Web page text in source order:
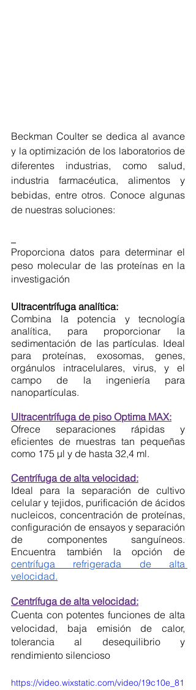
Beckman Coulter se dedica al avance
y la optimización de los laboratorios de
diferentes industrias, como salud,
industria farmacéutica, alimentos y
bebidas, entre otros. Conoce algunas
de nuestras soluciones:
Proporciona datos para determinar el
peso molecular de las proteínas en la
investigación
Ultracentrífuga analítica:
Combina la potencia y tecnología
analítica, para proporcionar la
sedimentación de las partículas. Ideal
para proteínas, exosomas, genes,
orgánulos intracelulares, virus, y el
campo de la ingeniería para
nanopartículas.
Ultracentrífuga de piso Optima MAX:
Ofrece separaciones rápidas y
eficientes de muestras tan pequeñas
como 175 μl y de hasta 32,4 ml.
Centrífuga de alta velocidad:
Ideal para la separación de cultivo
celular y tejidos, purificación de ácidos
nucleicos, concentración de proteínas,
configuración de ensayos y separación
de componentes sanguíneos.
centrífuga refrigerada de alta
velocidad.
Centrífuga de alta velocidad:
Cuenta con potentes funciones de alta
velocidad, baja emisión de calor,
tolerancia al desequilibrio y
rendimiento silencioso
https://video.wixstatic.com/video/19c10e_81